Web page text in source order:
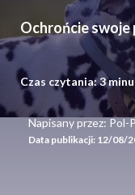
Ochrońcie swoje
Czas czytania:3
Napisany przez: Pol-
Data publikacji: 12/08/